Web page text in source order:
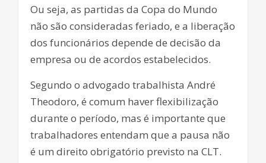
Ou seja, as partidas da Copa do Mundo
não são consideradas feriado, e a liberação
dos funcionários depende de decisão da
empresa ou de acordos estabelecidos.
Segundo o advogado trabalhista André
Theodoro, é comum haver flexibilização
durante o período, mas é importante que
trabalhadores entendam que a pausa não
é um direito obrigatório previsto na CLT.